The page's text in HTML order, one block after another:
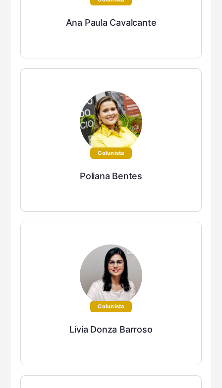
Ana Paula Cavalcante
Colunista
Poliana Bentes
Colunista
Lívia Donza Barroso